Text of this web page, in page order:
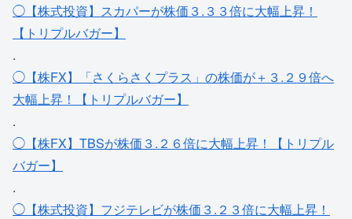
◯【株式投資】スカパーが株価３.３３倍に大幅上昇！
【トリプルバガー】
.
◯【株FX】「さくらさくプラス」の株価が＋３.２９倍へ
大幅上昇！【トリプルバガー】
.
◯【株FX】TBSが株価３.２６倍に大幅上昇！【トリプル
バガー】
.
◯【株式投資】フジテレビが株価３.２３倍に大幅上昇！